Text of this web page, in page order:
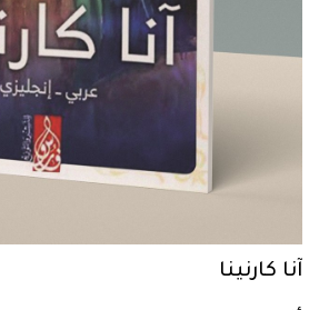
آنا كارنينا